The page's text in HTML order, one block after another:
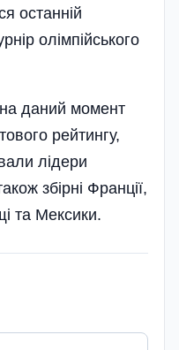
останній
олімпійського
на даний момент
рейтингу,
лідери
збірні Франції,
та Мексики.